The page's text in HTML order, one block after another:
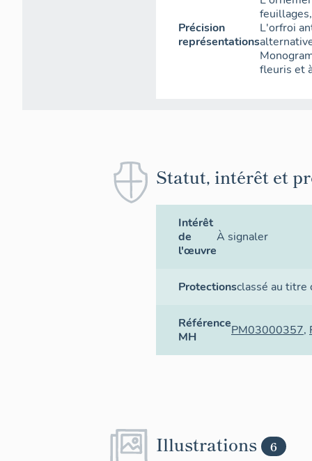
Précision
représentations
L'orfroi
fleuris et
Statut, intérêt et
Intérêt
de
l'œuvre
À signaler
Protectionsclassé au titre
Référence
MH
PM03000357,
Illustrations 6